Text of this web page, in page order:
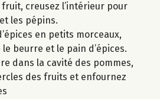
creusez l’intérieur pour
les pépins.
en petits morceaux,
beurre et le pain d’épices.
dans la cavité des pommes,
des fruits et enfournez